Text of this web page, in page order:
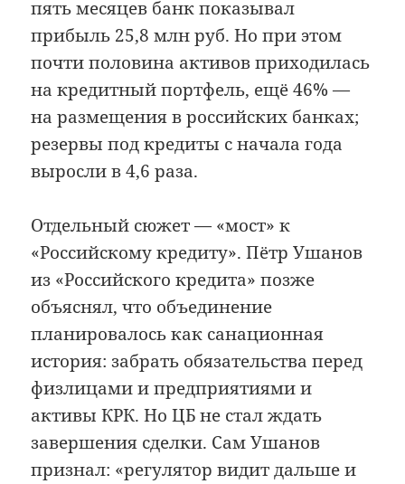
пять месяцев банк показывал
прибыль 25,8 млн руб. Но при этом
почти половина активов приходилась
на кредитный портфель, ещё 46% —
на размещения в российских банках;
резервы под кредиты с начала года
выросли в 4,6 раза.
Отдельный сюжет — «мост» к
«Российскому кредиту». Пётр Ушанов
из «Российского кредита» позже
объяснял, что объединение
планировалось как санационная
история: забрать обязательства перед
физлицами и предприятиями и
активы КРК. Но ЦБ не стал ждать
завершения сделки. Сам Ушанов
признал: «регулятор видит дальше и